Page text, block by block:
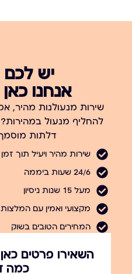
יש
אנחנו
שירות מנעולנות מהיר,
להחליף מנעול
דלתות
שירות מהיר ויעיל תוך
24/6 שעות ביממה
מעל 15 שנות ניסיון
מקצועי ואמין עם
המחירים הטובים בשוק
השאירו פרטים
כמה